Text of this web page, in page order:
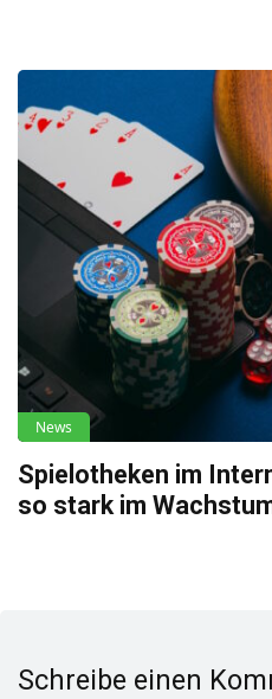
News
Spielotheken im
so stark im
Schreibe einen